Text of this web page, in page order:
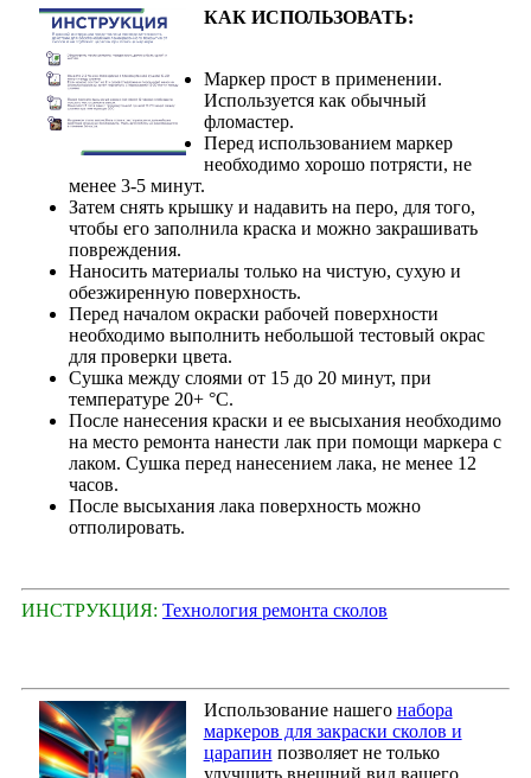
КАК ИСПОЛЬЗОВАТЬ:
Маркер прост в применении.
Используется как обычный
фломастер.
Перед использованием маркер
необходимо хорошо потрясти, не
менее 3-5 минут.
Затем снять крышку и надавить на перо, для того,
чтобы его заполнила краска и можно закрашивать
повреждения.
Наносить материалы только на чистую, сухую и
обезжиренную поверхность.
Перед началом окраски рабочей поверхности
необходимо выполнить небольшой тестовый окрас
для проверки цвета.
Сушка между слоями от 15 до 20 минут, при
температуре 20+ °С.
После нанесения краски и ее высыхания необходимо
на место ремонта нанести лак при помощи маркера с
лаком. Сушка перед нанесением лака, не менее 12
часов.
После высыхания лака поверхность можно
отполировать.
ИНСТРУКЦИЯ: Технология ремонта сколов
Использование нашего набора
маркеров для закраски сколов и
царапин позволяет не только
улучшить внешний вид вашего